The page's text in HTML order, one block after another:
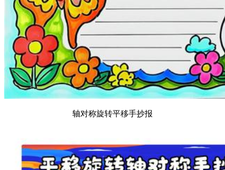
轴对称旋转平移手抄报